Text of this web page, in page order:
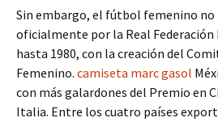
Sin embargo, el fútbol femenino no
oficialmente por la Real Federación
hasta 1980, con la creación del
Femenino. camiseta marc gasol
con más galardones del Premio en
Italia. Entre los cuatro países